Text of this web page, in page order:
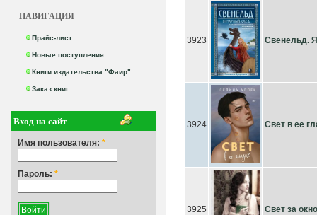
НАВИГАЦИЯ
Прайс-лист
Новые поступления
Книги издательства "Фаир"
Заказ книг
Вход на сайт
Имя пользователя: *
Пароль: *
3923 Свенельд.
3924 Свет в ее
3925 Свет за